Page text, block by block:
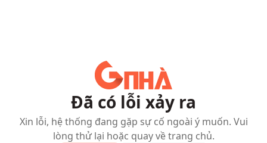
Đã có lỗi xảy ra
Xin lỗi, hệ thống đang gặp sự cố ngoài ý muốn. Vui
lòng thử lại hoặc quay về trang chủ.